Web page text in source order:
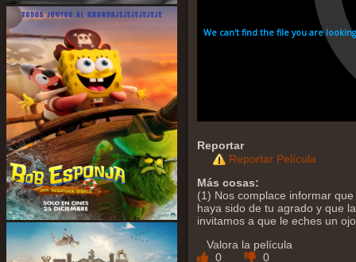
Reportar
Reportar Película
Más cosas:
(1) Nos complace informar
haya sido de tu agrado y que
invitamos a que le eches un
Valora la película
0
0